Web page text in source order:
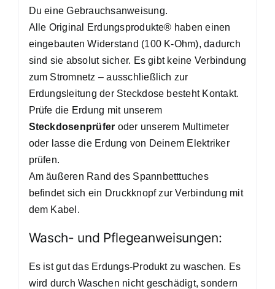
Du eine Gebrauchsanweisung.
Alle Original Erdungsprodukte® haben einen
eingebauten Widerstand (100 K-Ohm), dadurch
sind sie absolut sicher. Es gibt keine Verbindung
zum Stromnetz – ausschließlich zur
Erdungsleitung der Steckdose besteht Kontakt.
Prüfe die Erdung mit unserem
Steckdosenprüfer oder unserem Multimeter
oder lasse die Erdung von Deinem Elektriker
prüfen.
Am äußeren Rand des Spannbetttuches
befindet sich ein Druckknopf zur Verbindung mit
dem Kabel.
Wasch- und Pflegeanweisungen:
Es ist gut das Erdungs-Produkt zu waschen. Es
wird durch Waschen nicht geschädigt, sondern